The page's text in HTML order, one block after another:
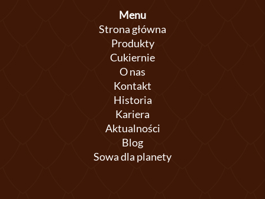
Menu
Strona główna
Produkty
Cukiernie
O nas
Kontakt
Historia
Kariera
Aktualności
Blog
Sowa dla planety